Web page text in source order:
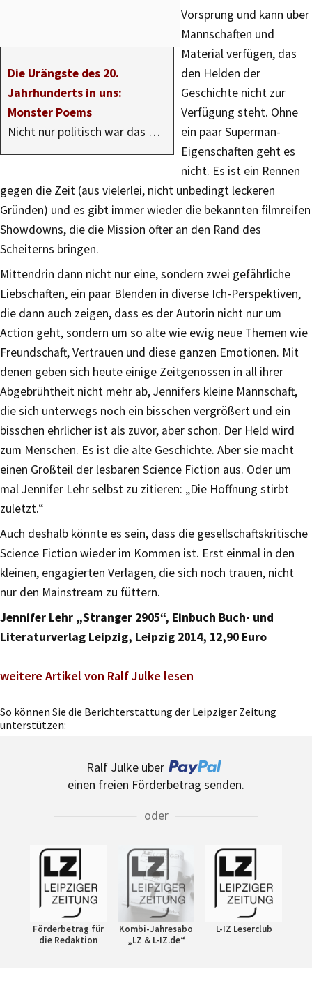
Die Urängste des 20.
Jahrhunderts in uns:
Monster Poems
Nicht nur politisch war das …
Vorsprung und kann über
Mannschaften und
Material verfügen, das
den Helden der
Geschichte nicht zur
Verfügung steht. Ohne
ein paar Superman-
Eigenschaften geht es
nicht. Es ist ein Rennen
gegen die Zeit (aus vielerlei, nicht unbedingt leckeren
Gründen) und es gibt immer wieder die bekannten filmreifen
Showdowns, die die Mission öfter an den Rand des
Scheiterns bringen.
Mittendrin dann nicht nur eine, sondern zwei gefährliche
Liebschaften, ein paar Blenden in diverse Ich-Perspektiven,
die dann auch zeigen, dass es der Autorin nicht nur um
Action geht, sondern um so alte wie ewig neue Themen wie
Freundschaft, Vertrauen und diese ganzen Emotionen. Mit
denen geben sich heute einige Zeitgenossen in all ihrer
Abgebrühtheit nicht mehr ab, Jennifers kleine Mannschaft,
die sich unterwegs noch ein bisschen vergrößert und ein
bisschen ehrlicher ist als zuvor, aber schon. Der Held wird
zum Menschen. Es ist die alte Geschichte. Aber sie macht
einen Großteil der lesbaren Science Fiction aus. Oder um
mal Jennifer Lehr selbst zu zitieren: „Die Hoffnung stirbt
zuletzt.“
Auch deshalb könnte es sein, dass die gesellschaftskritische
Science Fiction wieder im Kommen ist. Erst einmal in den
kleinen, engagierten Verlagen, die sich noch trauen, nicht
nur den Mainstream zu füttern.
Jennifer Lehr „Stranger 2905“, Einbuch Buch- und
Literaturverlag Leipzig, Leipzig 2014, 12,90 Euro
weitere Artikel von Ralf Julke lesen
So können Sie die Berichterstattung der Leipziger Zeitung
unterstützen:
Ralf Julke über
einen freien Förderbetrag senden.
oder
Förderbetrag für
die Redaktion
Kombi-Jahresabo
„LZ & L-IZ.de“
L-IZ Leserclub